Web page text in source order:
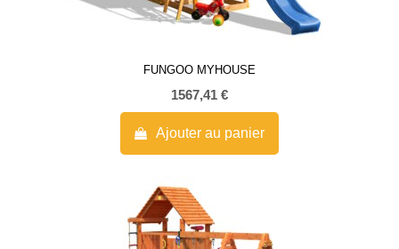
FUNGOO MYHOUSE
1567,41 €
Ajouter au panier